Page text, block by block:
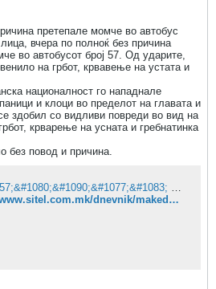
1998
претепале момче во автобус
вчера по полноќ без причина
во автобусот број 57. Од ударите,
на грбот, крвавење на устата и
националност го нападнале
и клоци во пределот на главата и
здобил со видливи повреди во вид на
крварење на усната и гребнатинка
без повод и причина.
| &#1057;&#1080;&#1090;&#1077;&#1083; &#1058;&#1077;&#1083;&#1077;&#1074;&#1080;&#1079;&#1080;&#1112;&#1072;
http://www.sitel.com.mk/dnevnik/makedonija/grupa-od-deset-lica-bez-prichina-pretepale-momche-vo-avtobus